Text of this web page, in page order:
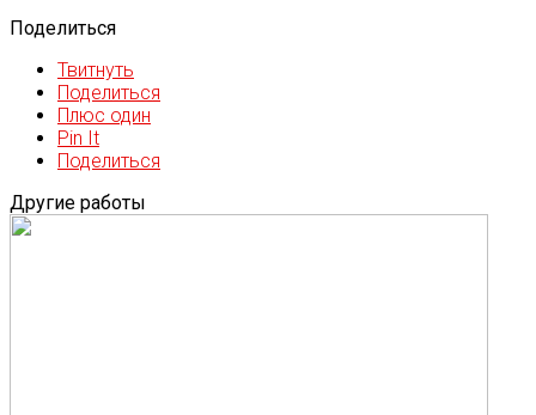
Поделиться
Твитнуть
Поделиться
Плюс один
Pin It
Поделиться
Другие работы